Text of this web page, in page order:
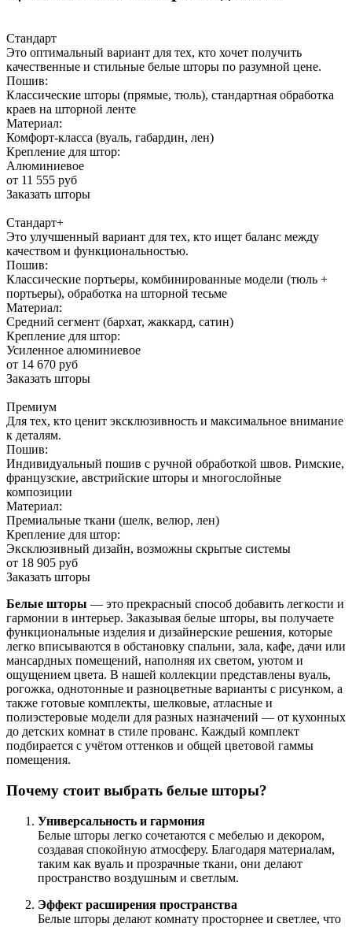
Стандарт
Это оптимальный вариант для тех, кто хочет получить
качественные и стильные белые шторы по разумной цене.
Пошив:
Классические шторы (прямые, тюль), стандартная обработка
краев на шторной ленте
Материал:
Комфорт-класса (вуаль, габардин, лен)
Крепление для штор:
Алюминиевое
от 11 555 руб
Заказать шторы
Стандарт+
Это улучшенный вариант для тех, кто ищет баланс между
качеством и функциональностью.
Пошив:
Классические портьеры, комбинированные модели (тюль +
портьеры), обработка на шторной тесьме
Материал:
Средний сегмент (бархат, жаккард, сатин)
Крепление для штор:
Усиленное алюминиевое
от 14 670 руб
Заказать шторы
Премиум
Для тех, кто ценит эксклюзивность и максимальное внимание
к деталям.
Пошив:
Индивидуальный пошив с ручной обработкой швов. Римские,
французские, австрийские шторы и многослойные
композиции
Материал:
Премиальные ткани (шелк, велюр, лен)
Крепление для штор:
Эксклюзивный дизайн, возможны скрытые системы
от 18 905 руб
Заказать шторы
Белые шторы — это прекрасный способ добавить легкости и
гармонии в интерьер. Заказывая белые шторы, вы получаете
функциональные изделия и дизайнерские решения, которые
легко вписываются в обстановку спальни, зала, кафе, дачи или
мансардных помещений, наполняя их светом, уютом и
ощущением цвета. В нашей коллекции представлены вуаль,
рогожка, однотонные и разноцветные варианты с рисунком, а
также готовые комплекты, шелковые, атласные и
полиэстеровые модели для разных назначений — от кухонных
до детских комнат в стиле прованс. Каждый комплект
подбирается с учётом оттенков и общей цветовой гаммы
помещения.
Почему стоит выбрать белые шторы?
Универсальность и гармония
Белые шторы легко сочетаются с мебелью и декором,
создавая спокойную атмосферу. Благодаря материалам,
таким как вуаль и прозрачные ткани, они делают
пространство воздушным и светлым.
Эффект расширения пространства
Белые шторы делают комнату просторнее и светлее, что